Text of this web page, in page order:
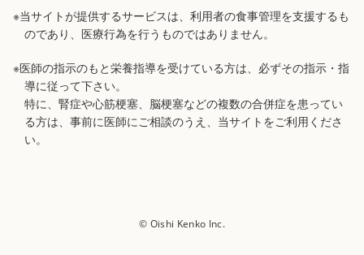
※当サイトが提供するサービスは、利用者の食事管理を支援するも
のであり、医療行為を行うものではありません。
※医師の指示のもと栄養指導を受けている方は、必ずその指示・指
導に従って下さい。
特に、腎症や心筋梗塞、脳梗塞などの複数の合併症を患ってい
る方は、事前に医師にご相談のうえ、当サイトをご利用くださ
い。
© Oishi Kenko Inc.